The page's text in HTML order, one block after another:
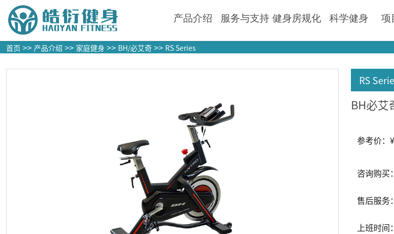
产品介绍 服务与支持 健身房规化 科学健身 项
首页 >> 产品介绍 >> 家庭健身 >> BH/必艾奇 >> RS Series
RS
BH必艾
参考价：¥
咨询购买：
售后服务：
上班时间